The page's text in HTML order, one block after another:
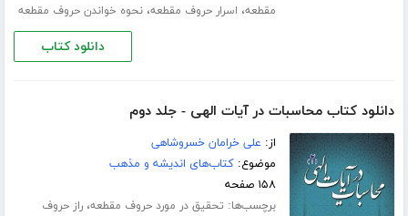
مقطعه، اسرار حروف مقطعه،نحوه خواندن حروف مقطعه
دانلود کتاب
دانلود کتاب محاسبات در آیات الهی - جلد دوم
از: علی خرامان خسروشاهی
موضوع:کتاب‌های اندیشه و مذهب
۱۵۸ صفحه
برچسب‌ها: تحقیق در مورد حروف مقطعه،راز حروف